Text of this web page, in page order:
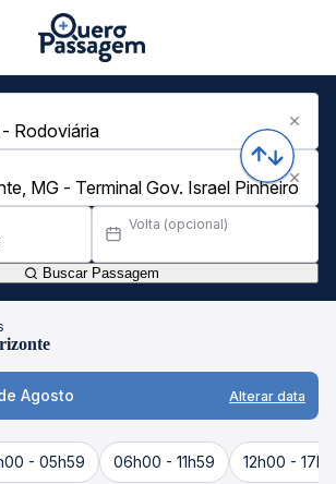
Volta (opcional)
Buscar Passagem
Agosto Alterar data
- 05h59 06h00 - 11h59 12h00 -